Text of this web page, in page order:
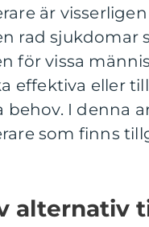
är
rad sjukdomar
för vissa
effektiva eller
behov. I denna
som finns
alternativ